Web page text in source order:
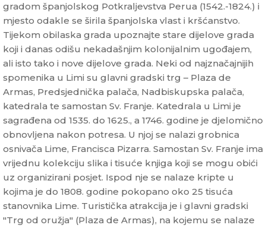
gradom španjolskog Potkraljevstva Perua (1542.-1824.) i
mjesto odakle se širila španjolska vlast i kršćanstvo.
Tijekom obilaska grada upoznajte stare dijelove grada
koji i danas odišu nekadašnjim kolonijalnim ugođajem,
ali isto tako i nove dijelove grada. Neki od najznačajnijih
spomenika u Limi su glavni gradski trg – Plaza de
Armas, Predsjednička palača, Nadbiskupska palača,
katedrala te samostan Sv. Franje. Katedrala u Limi je
sagrađena od 1535. do 1625., a 1746. godine je djelomično
obnovljena nakon potresa. U njoj se nalazi grobnica
osnivača Lime, Francisca Pizarra. Samostan Sv. Franje ima
vrijednu kolekciju slika i tisuće knjiga koji se mogu obići
uz organizirani posjet. Ispod nje se nalaze kripte u
kojima je do 1808. godine pokopano oko 25 tisuća
stanovnika Lime. Turistička atrakcija je i glavni gradski
"Trg od oružja" (Plaza de Armas), na kojemu se nalaze